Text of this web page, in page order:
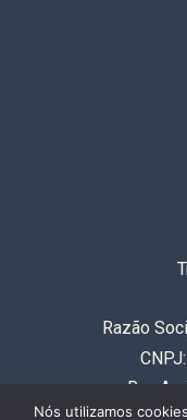
Razão
Rua
Nós utilizamos